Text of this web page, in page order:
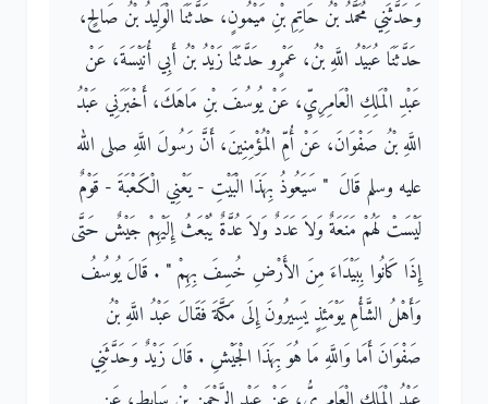
وَحَدَّثَنِي مُحَمَّدُ بْنُ حَاتِمِ بْنِ مَيْمُونٍ، حَدَّثَنَا الْوَلِيدُ بْنُ صَالِحٍ،
حَدَّثَنَا عُبَيْدُ اللَّهِ بْنُ، عَمْرٍو حَدَّثَنَا زَيْدُ بْنُ أَبِي أُنَيْسَةَ، عَنْ
عَبْدِ الْمَلِكِ الْعَامِرِيِّ، عَنْ يُوسُفَ بْنِ مَاهَكَ، أَخْبَرَنِي عَبْدُ
اللَّهِ بْنُ صَفْوَانَ، عَنْ أُمِّ الْمُؤْمِنِينَ، أَنَّ رَسُولَ اللَّهِ صلى الله
عليه وسلم قَالَ ‏ "‏ سَيَعُوذُ بِهَذَا الْبَيْتِ - يَعْنِي الْكَعْبَةَ - قَوْمٌ
لَيْسَتْ لَهُمْ مَنَعَةٌ وَلاَ عَدَدٌ وَلاَ عُدَّةٌ يُبْعَثُ إِلَيْهِمْ جَيْشٌ حَتَّى
إِذَا كَانُوا بِبَيْدَاءَ مِنَ الأَرْضِ خُسِفَ بِهِمْ ‏"‏ ‏.‏ قَالَ يُوسُفُ
وَأَهْلُ الشَّأْمِ يَوْمَئِذٍ يَسِيرُونَ إِلَى مَكَّةَ فَقَالَ عَبْدُ اللَّهِ بْنُ
صَفْوَانَ أَمَا وَاللَّهِ مَا هُوَ بِهَذَا الْجَيْشِ ‏.‏ قَالَ زَيْدٌ وَحَدَّثَنِي